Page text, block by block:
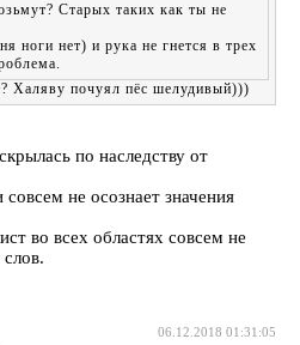
Старых таких как ты не
ноги нет) и рука не гнется в трех
Халяву почуял пёс шелудивый)))
по наследству от
не осознает значения
во всех областях совсем не
06.12.2018 01:31:05